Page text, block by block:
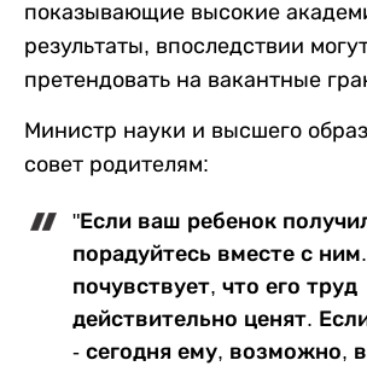
показывающие высокие
результаты, впоследствии
претендовать на вакантные
Министр науки и высшего
совет родителям:
"Если ваш ребенок
порадуйтесь вместе с
почувствует, что его труд
действительно ценят.
- сегодня ему, возможно,